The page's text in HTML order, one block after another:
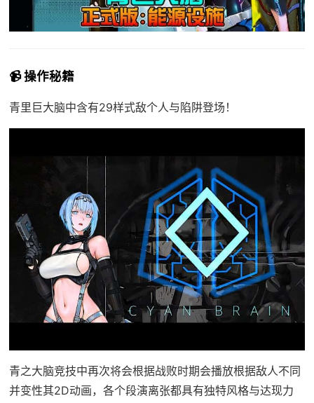
📹 操作秘籍
青里巨大脑中含有29样式敌个人与陷阱登场！
青之大脑竞技中再次将会根据战败时期会播放根据敌人不同
并变性其2D动画，各个段演离张都具有独特风格与达现力